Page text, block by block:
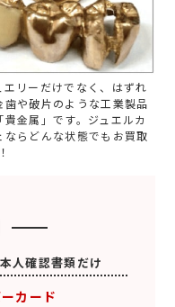
エリーだけでなく、はずれ
歯や破片のような工業製品
貴金属」です。ジュエルカ
ならどんな状態でもお買取
人確認書類だけ
カード